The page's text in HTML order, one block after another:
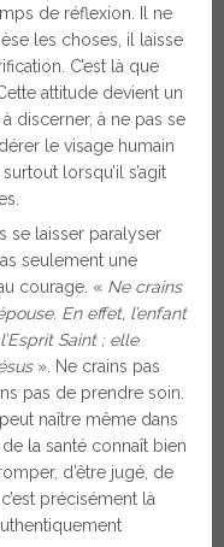
de réflexion. Il ne
les choses, il laisse
C’est là que
attitude devient un
discerner, à ne pas se
le visage humain
lorsqu’il s’agit
se laisser paralyser
seulement une
courage. « Ne crains
En effet, l’enfant
Saint ; elle
». Ne crains pas
pas de prendre soin.
naître même dans
la santé connaît bien
d’être jugé, de
précisément là